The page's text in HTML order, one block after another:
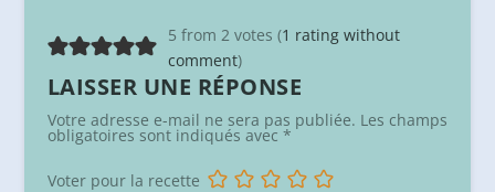
5 from 2 votes (1 rating without
comment)
LAISSER UNE RÉPONSE
Votre adresse e-mail ne sera pas publiée. Les champs
obligatoires sont indiqués avec *
Voter pour la recette